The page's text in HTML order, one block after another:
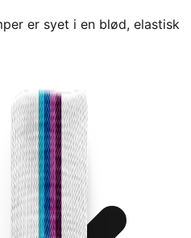
er syet i en blød, elastisk